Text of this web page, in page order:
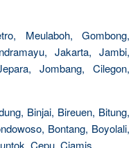
Meulaboh, Gombong,
Jakarta, Jambi,
Jombang, Cilegon,
Binjai, Bireuen, Bitung,
Bontang, Boyolali,
Cepu, Ciamis,